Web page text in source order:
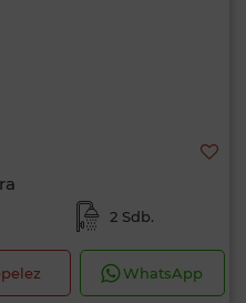
2 Sdb.
WhatsApp